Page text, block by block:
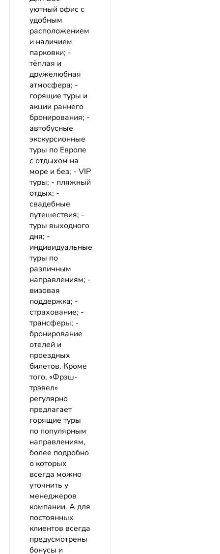
уютный офис с
удобным
расположением
и наличием
парковки; -
тёплая и
дружелюбная
атмосфера; -
горящие туры и
акции раннего
бронирования; -
автобусные
экскурсионные
туры по Европе
с отдыхом на
море и без; - VIP
туры; - пляжный
отдых; -
свадебные
путешествия; -
туры выходного
дня; -
индивидуальные
туры по
различным
направлениям; -
визовая
поддержка; -
страхование; -
трансферы; -
бронирование
отелей и
проездных
билетов. Кроме
того, «Фрэш-
трэвел»
регулярно
предлагает
горящие туры
по популярным
направлениям,
более подробно
о которых
всегда можно
уточнить у
менеджеров
компании. А для
постоянных
клиентов всегда
предусмотрены
бонусы и